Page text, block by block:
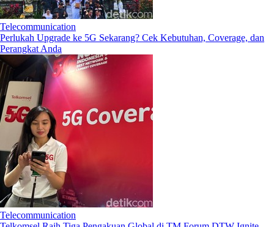
Telecommunication
Perlukah Upgrade ke 5G Sekarang? Cek Kebutuhan, Coverage, dan
Perangkat Anda
Telecommunication